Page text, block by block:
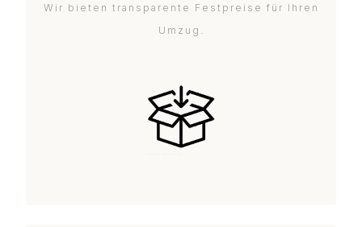
Wir bieten transparente Festpreise für Ihren
Umzug.